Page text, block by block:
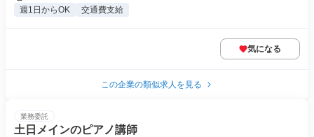
週1日からOK 交通費支給
気になる
この企業の類似求人を見る
業務委託
土日メインのピアノ講師